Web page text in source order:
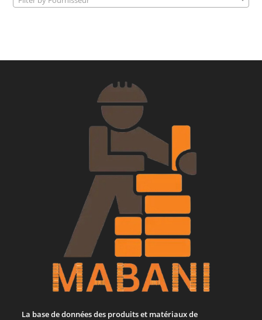
La base de données des produits et matériaux de